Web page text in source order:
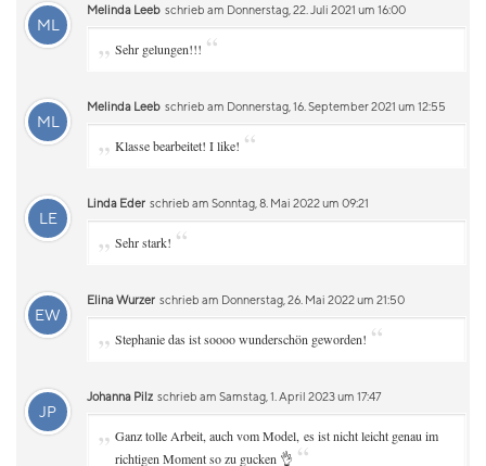
ML
Melinda Leeb schrieb am Donnerstag, 22. Juli 2021 um 16:00
„ Sehr gelungen!!! “
ML
Melinda Leeb schrieb am Donnerstag, 16. September 2021 um 12:55
„ Klasse bearbeitet! I like! “
LE
Linda Eder schrieb am Sonntag, 8. Mai 2022 um 09:21
„ Sehr stark! “
EW
Elina Wurzer schrieb am Donnerstag, 26. Mai 2022 um 21:50
„ Stephanie das ist soooo wunderschön geworden! “
JP
Johanna Pilz schrieb am Samstag, 1. April 2023 um 17:47
„ Ganz tolle Arbeit, auch vom Model, es ist nicht leicht genau im
richtigen Moment so zu gucken 👌 “